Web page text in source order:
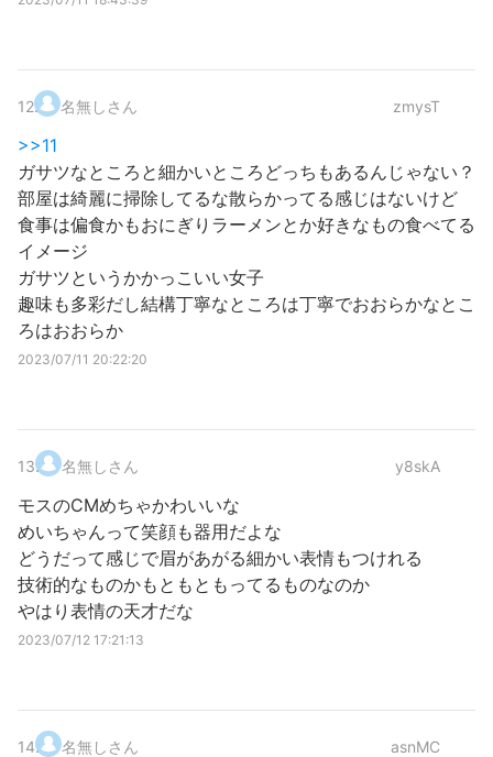
12. 名無しさん zmysT
>>11
ガサツなところと細かいところどっちもあるんじゃない？
部屋は綺麗に掃除してるな散らかってる感じはないけど
食事は偏食かもおにぎりラーメンとか好きなもの食べてる
イメージ
ガサツというかかっこいい女子
趣味も多彩だし結構丁寧なところは丁寧でおおらかなとこ
ろはおおらか
2023/07/11 20:22:20
13. 名無しさん y8skA
モスのCMめちゃかわいいな
めいちゃんって笑顔も器用だよな
どうだって感じで眉があがる細かい表情もつけれる
技術的なものかもともともってるものなのか
やはり表情の天才だな
2023/07/12 17:21:13
14. 名無しさん asnMC